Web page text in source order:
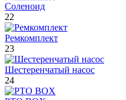
Соленоид
22
Ремкомплект
23
Шестеренчатый насос
24